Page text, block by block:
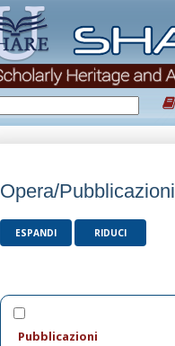
Opera/Pubblicazioni
ESPANDI RIDUCI
Pubblicazioni